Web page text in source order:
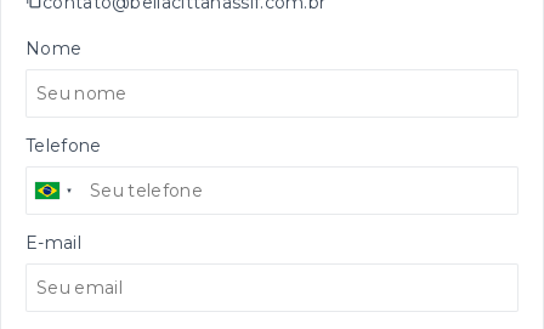
Nome
Telefone
E-mail